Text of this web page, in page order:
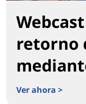
retorno
Ver ahora >